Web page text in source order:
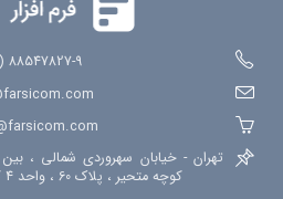
88547827-9 (021)
تهران - خیابان سهروردی شمالی ،
کوچه متحیر ، پلاک 60 ، واحد 4 کدپستی 1559813915